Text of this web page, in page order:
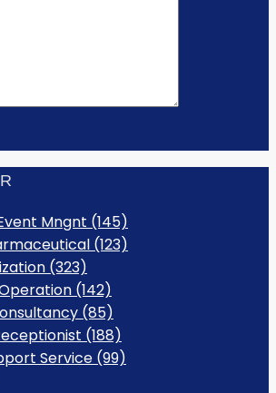
Mngnt (145)
(123)
(323)
(142)
(85)
(188)
Service (99)